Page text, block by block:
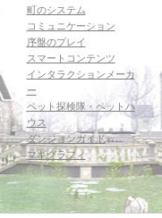
町のシステム
コミュニケーション
序盤のプレイ
スマートコンテンツ
インタラクションメーカ
ー
ペット探検隊・ペットハ
ウス
ダンジョンガイド
マギグラフィ